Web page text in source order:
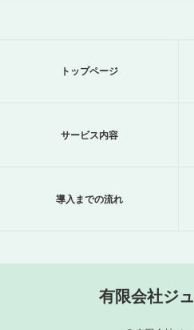
トップページ
サービス内容
導入までの流れ
有限会社ジ